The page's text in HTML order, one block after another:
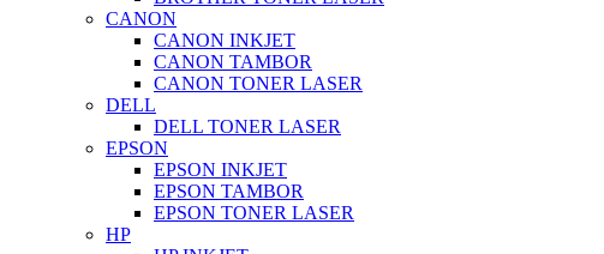
CANON
CANON INKJET
CANON TAMBOR
CANON TONER LASER
DELL
DELL TONER LASER
EPSON
EPSON INKJET
EPSON TAMBOR
EPSON TONER LASER
HP